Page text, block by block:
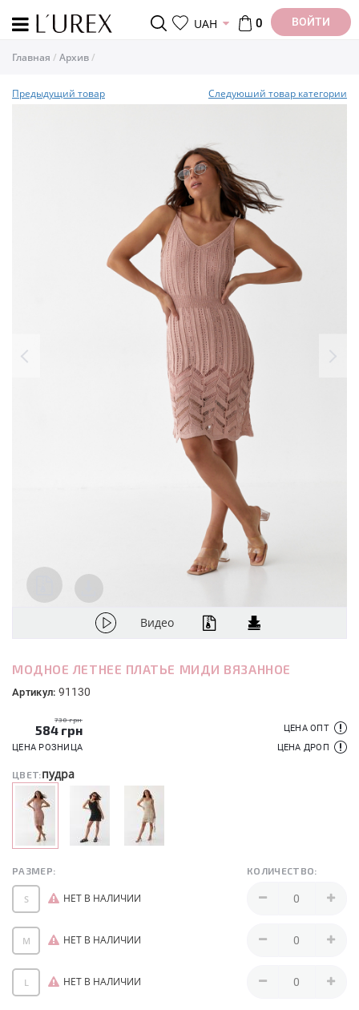
UAH 0 ВОЙТИ
Главная Архив
Предыдущий товар Следуюший товар категории
Видео
МОДНОЕ ЛЕТНЕЕ ПЛАТЬЕ МИДИ ВЯЗАННОЕ
Артикул: 91130
730 грн
584 грн
ЦЕНА РОЗНИЦА
ЦЕНА ОПТ
ЦЕНА ДРОП
ЦВЕТ:пудра
РАЗМЕР: КОЛИЧЕСТВО:
S НЕТ В НАЛИЧИИ
M НЕТ В НАЛИЧИИ
L НЕТ В НАЛИЧИИ